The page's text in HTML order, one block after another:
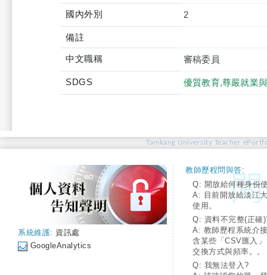
國內外別 2
備註
中文職稱 審稿委員
SDGS 優質教育,尊嚴就業
Tamkang University Teacher
系統維護: 資訊處
GoogleAnalytics
教師歷程問與答:
Q: 開放給何種身份
A: 目前開放給淡江
使用。
Q: 資料不完整(正確
A: 教師歷程系統介
含某些「CSV匯入
交換方式與頻率。。
Q: 我無法登入?